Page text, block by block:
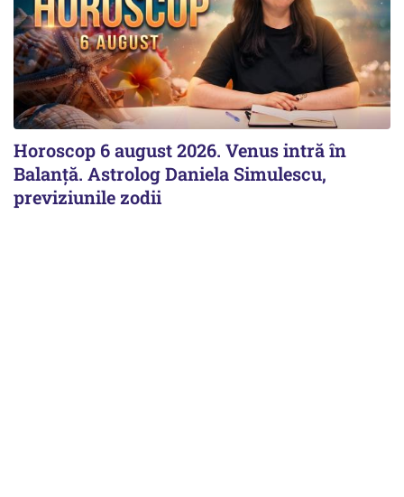
Horoscop 6 august 2026. Venus intră în
Balanță. Astrolog Daniela Simulescu,
previziunile zodii